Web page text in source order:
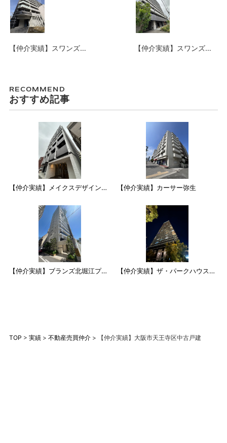
【仲介実績】スワンズシ
【仲介実績】スワンズシ
RECOMMEND
おすすめ記事
【仲介実績】メイクスデザイン住
【仲介実績】カーサー弥生
【仲介実績】ブランズ北堀江プレ
【仲介実績】ザ・パークハウス中
TOP > 実績> 不動産売買仲介> 【仲介実績】大阪市天王寺区中古戸建